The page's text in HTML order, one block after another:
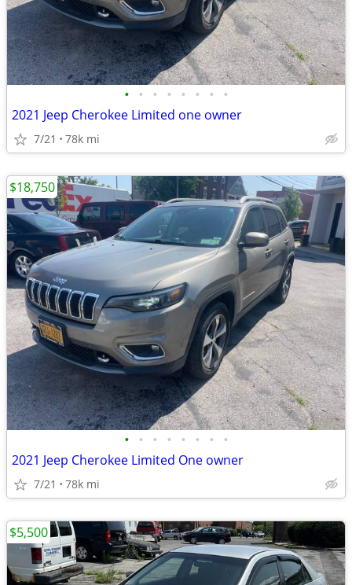
• • • • • • • •
2021 Jeep Cherokee Limited one owner
7/21 78k mi
• • • • • • • •
2021 Jeep Cherokee Limited One owner
7/21 78k mi
$18,750
$5,500